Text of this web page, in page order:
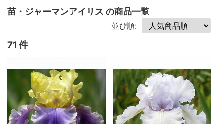
苗・ジャーマンアイリス の商品一覧
並び順:
71 件